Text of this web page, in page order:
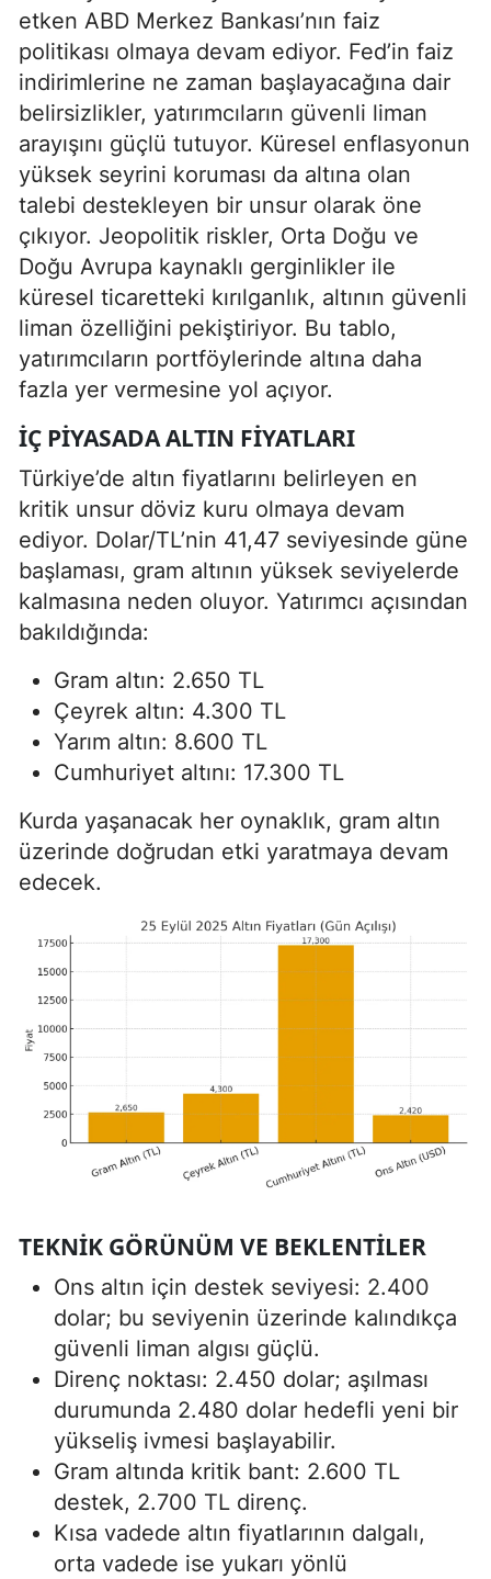
etken ABD Merkez Bankası’nın faiz
politikası olmaya devam ediyor. Fed’in faiz
indirimlerine ne zaman başlayacağına dair
belirsizlikler, yatırımcıların güvenli liman
arayışını güçlü tutuyor. Küresel enflasyonun
yüksek seyrini koruması da altına olan
talebi destekleyen bir unsur olarak öne
çıkıyor. Jeopolitik riskler, Orta Doğu ve
Doğu Avrupa kaynaklı gerginlikler ile
küresel ticaretteki kırılganlık, altının güvenli
liman özelliğini pekiştiriyor. Bu tablo,
yatırımcıların portföylerinde altına daha
fazla yer vermesine yol açıyor.
İÇ PIYASADA ALTIN FIYATLARI
Türkiye’de altın fiyatlarını belirleyen en
kritik unsur döviz kuru olmaya devam
ediyor. Dolar/TL’nin 41,47 seviyesinde güne
başlaması, gram altının yüksek seviyelerde
kalmasına neden oluyor. Yatırımcı açısından
bakıldığında:
Gram altın: 2.650 TL
Çeyrek altın: 4.300 TL
Yarım altın: 8.600 TL
Cumhuriyet altını: 17.300 TL
Kurda yaşanacak her oynaklık, gram altın
üzerinde doğrudan etki yaratmaya devam
edecek.
TEKNIK GÖRÜNÜM VE BEKLENTILER
Ons altın için destek seviyesi: 2.400
dolar; bu seviyenin üzerinde kalındıkça
güvenli liman algısı güçlü.
Direnç noktası: 2.450 dolar; aşılması
durumunda 2.480 dolar hedefli yeni bir
yükseliş ivmesi başlayabilir.
Gram altında kritik bant: 2.600 TL
destek, 2.700 TL direnç.
Kısa vadede altın fiyatlarının dalgalı,
orta vadede ise yukarı yönlü